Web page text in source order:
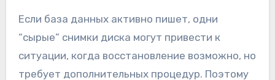
Если база данных активно пишет, одни
“сырые” снимки диска могут привести к
ситуации, когда восстановление возможно, но
требует дополнительных процедур. Поэтому